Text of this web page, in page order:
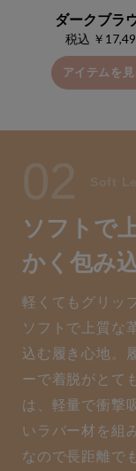
ダークブラ
税込 ￥
アイテムを見
ソフトで
かく包み
軽くてもグリッ
ソフトで上質な
込む履き心地。
ーで着脱がとて
は、軽量で衝撃
いラバー材を組
なので長距離で